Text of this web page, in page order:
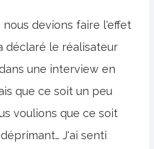
nous devions faire l'effet
déclaré le réalisateur
une interview en
que ce soit un peu
voulions que ce soit
J'ai senti